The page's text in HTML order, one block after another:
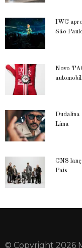
IWC
São
Novo
Dudalina
Lima
CNS
Pais
© Copyright 2026